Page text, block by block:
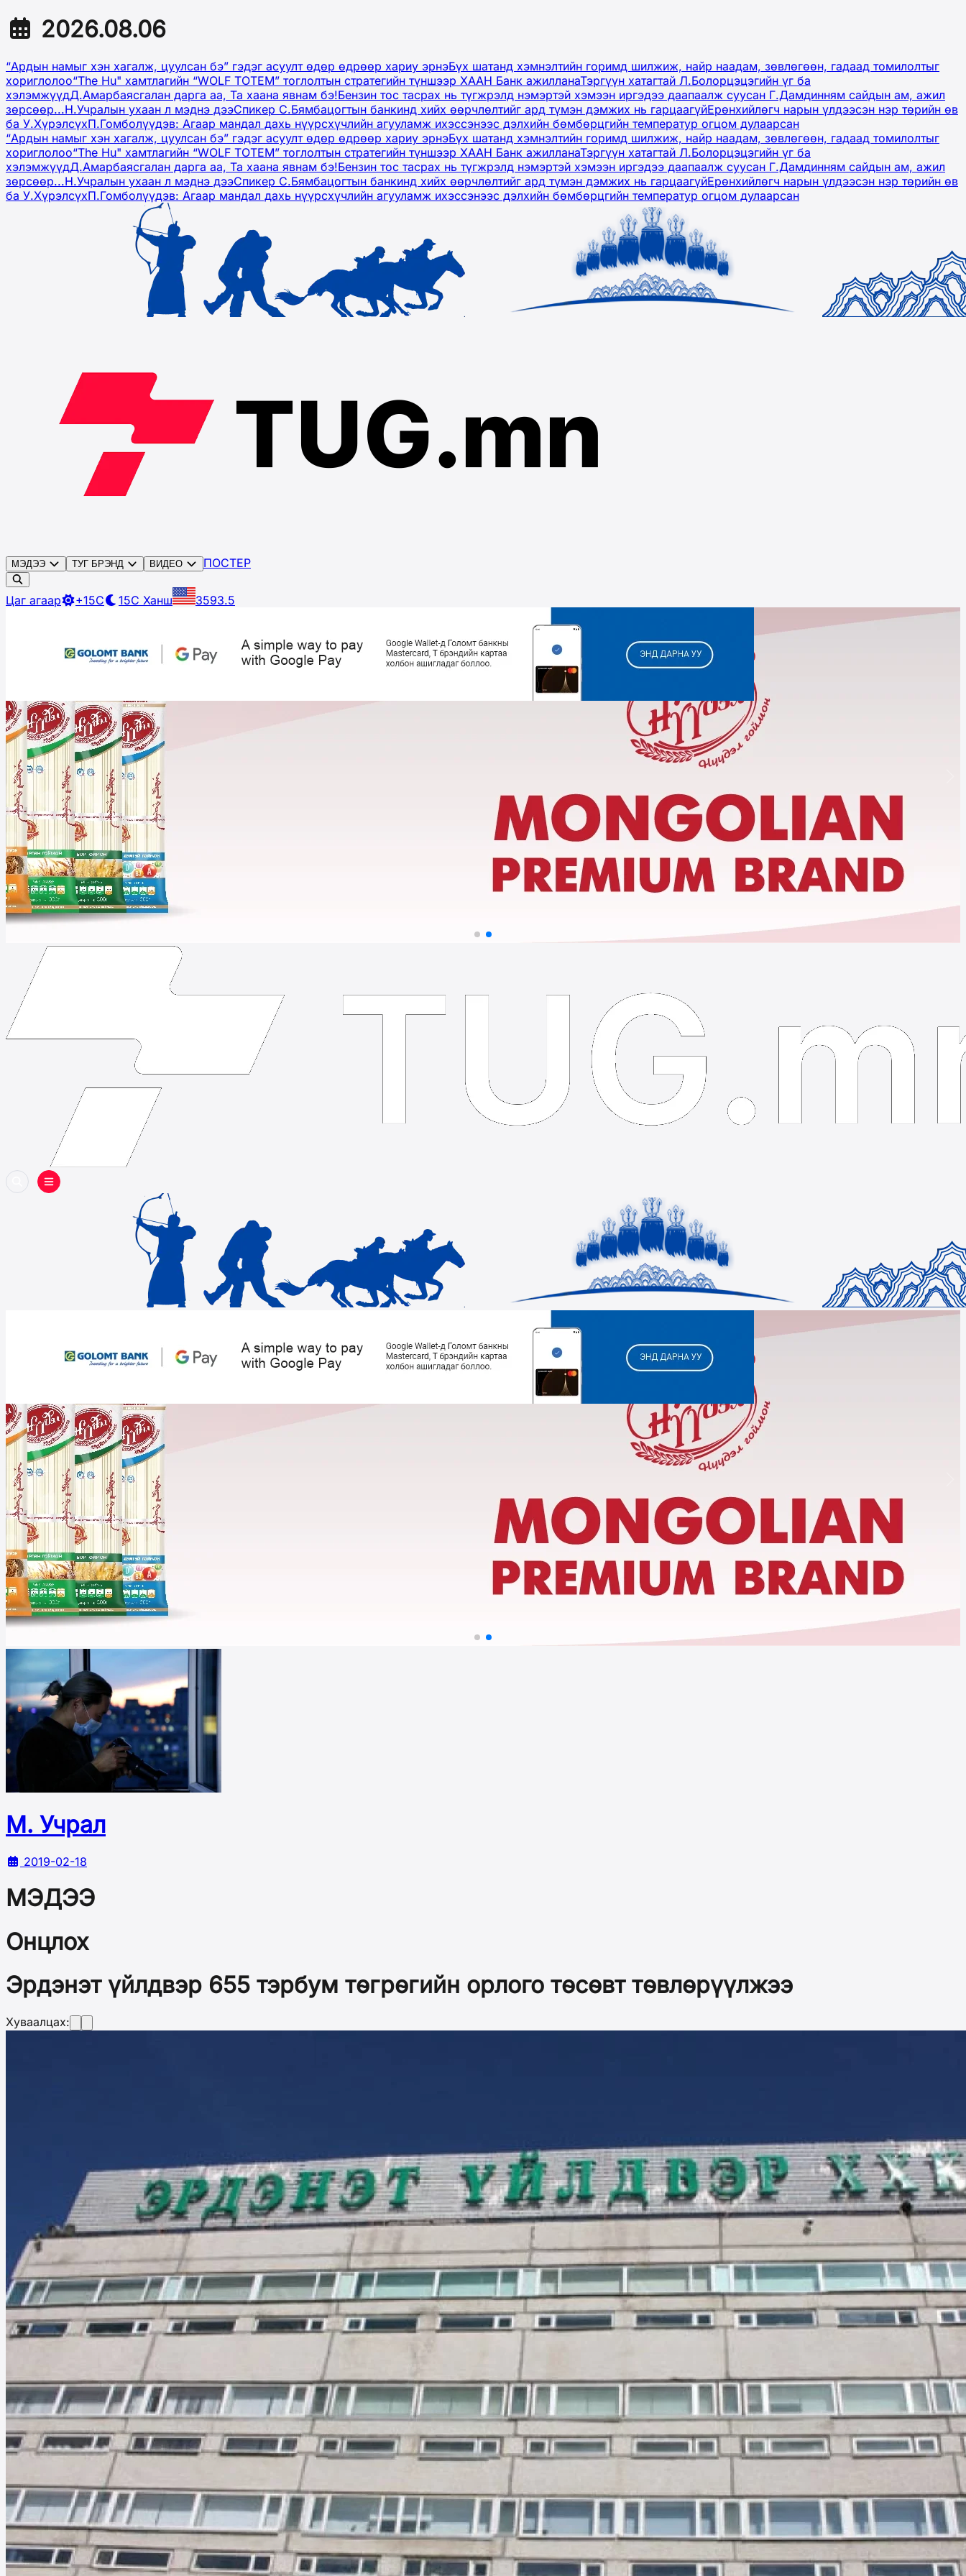
2026.08.06
“Ардын намыг хэн хагалж, цуулсан бэ” гэдэг асуулт өдөр өдрөөр хариу эрнэБүх шатанд хэмнэлтийн горимд шилжиж, найр наадам, зөвлөгөөн, гадаад томилолтыг
хориглолоо“The Hu" хамтлагийн “WOLF TOTEM” тоглолтын стратегийн түншээр ХААН Банк ажилланаТэргүүн хатагтай Л.Болорцэцэгийн үг ба
хэлэмжүүдД.Амарбаясгалан дарга аа, Та хаана явнам бэ!Бензин тос тасрах нь түгжрэлд нэмэртэй хэмээн иргэдээ даапаалж суусан Г.Дамдинням сайдын ам, ажил
зөрсөөр...Н.Учралын ухаан л мэднэ дээСпикер С.Бямбацогтын банкинд хийх өөрчлөлтийг ард түмэн дэмжих нь гарцаагүйЕрөнхийлөгч нарын үлдээсэн нэр төрийн өв
ба У.ХүрэлсүхП.Гомболүүдэв: Агаар мандал дахь нүүрсхүчлийн агууламж ихэссэнээс дэлхийн бөмбөрцгийн температур огцом дулаарсан
“Ардын намыг хэн хагалж, цуулсан бэ” гэдэг асуулт өдөр өдрөөр хариу эрнэБүх шатанд хэмнэлтийн горимд шилжиж, найр наадам, зөвлөгөөн, гадаад томилолтыг
хориглолоо“The Hu" хамтлагийн “WOLF TOTEM” тоглолтын стратегийн түншээр ХААН Банк ажилланаТэргүүн хатагтай Л.Болорцэцэгийн үг ба
хэлэмжүүдД.Амарбаясгалан дарга аа, Та хаана явнам бэ!Бензин тос тасрах нь түгжрэлд нэмэртэй хэмээн иргэдээ даапаалж суусан Г.Дамдинням сайдын ам, ажил
зөрсөөр...Н.Учралын ухаан л мэднэ дээСпикер С.Бямбацогтын банкинд хийх өөрчлөлтийг ард түмэн дэмжих нь гарцаагүйЕрөнхийлөгч нарын үлдээсэн нэр төрийн өв
ба У.ХүрэлсүхП.Гомболүүдэв: Агаар мандал дахь нүүрсхүчлийн агууламж ихэссэнээс дэлхийн бөмбөрцгийн температур огцом дулаарсан
МЭДЭЭ ТУГ БРЭНД ВИДЕО ПОСТЕР
Цаг агаар +15C 15C Ханш 3593.5
М. Учрал
2019-02-18
МЭДЭЭ
Онцлох
Эрдэнэт үйлдвэр 655 тэрбум төгрөгийн орлого төсөвт төвлөрүүлжээ
Хуваалцах: